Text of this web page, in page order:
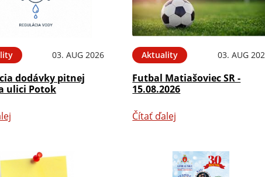
03. AUG 2026
dodávky pitnej
ulici Potok
Aktuality 03. AUG
Futbal Matiašoviec SR -
15.08.2026
Čítať ďalej